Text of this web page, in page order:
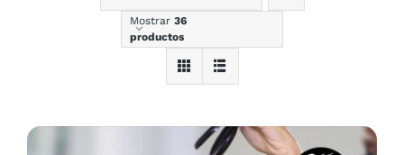
Mostrar 36
productos